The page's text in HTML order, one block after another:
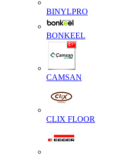
BINYLPRO
BONKEEL
CAMSAN
CLIX FLOOR